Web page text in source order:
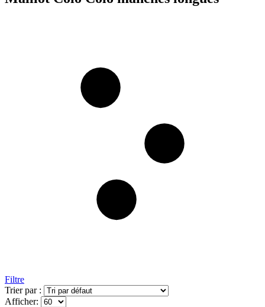
Filtre
Trier par :
Afficher: